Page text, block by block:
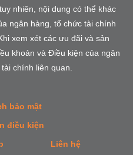
nhiên, nội dung có thể khác
ngân hàng, tổ chức tài chính
xem xét các ưu đãi và sản
khoản và Điều kiện của ngân
chính liên quan.
bảo mật
điều kiện
Liên hệ